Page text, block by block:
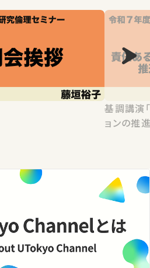
基調講演
ョンの推